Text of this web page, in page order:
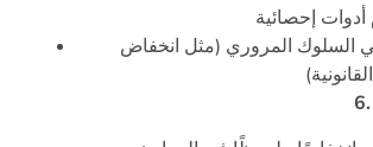
السلوك المروري (مثل انخفاض